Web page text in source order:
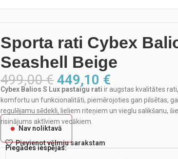
Sporta rati Cybex
Seashell Beige
499,00€ 449,10 €
Cybex Balios S Lux pastaigu rati ir augstas kvalitātes
komfortu un funkcionalitāti, piemērojoties gan pilsētas,
regulējamu sēdekli, lieliem riteņiem un vieglu salikšanu, šie
risinājums aktīviem vecākiem.
Nav noliktavā
Pievienot vēlmju sarakstam
Piegādes iespējas: